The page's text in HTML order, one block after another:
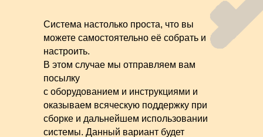
Система настолько проста, что вы
можете самостоятельно её собрать и
настроить.
В этом случае мы отправляем вам
посылку
с оборудованием и инструкциями и
оказываем всяческую поддержку при
сборке и дальнейшем использовании
системы. Данный вариант будет